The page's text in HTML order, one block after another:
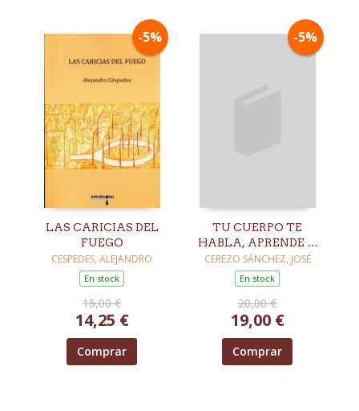
-5%
LAS CARICIAS DEL
FUEGO
CESPEDES, ALEJANDRO
En stock
15,00 €
14,25 €
Comprar
-5%
TU CUERPO TE
HABLA, APRENDE A
ESCUCHARLE
CEREZO SÁNCHEZ, JOSÉ
En stock
20,00 €
19,00 €
Comprar